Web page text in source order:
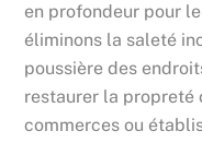
en profondeur pour
éliminons la saleté
poussière des
restaurer la propreté
commerces ou